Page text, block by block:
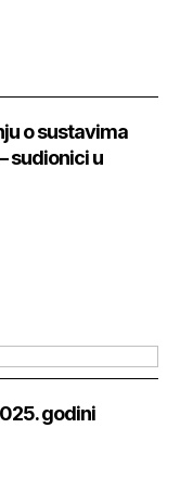
o sustavima
sudionici u
godini